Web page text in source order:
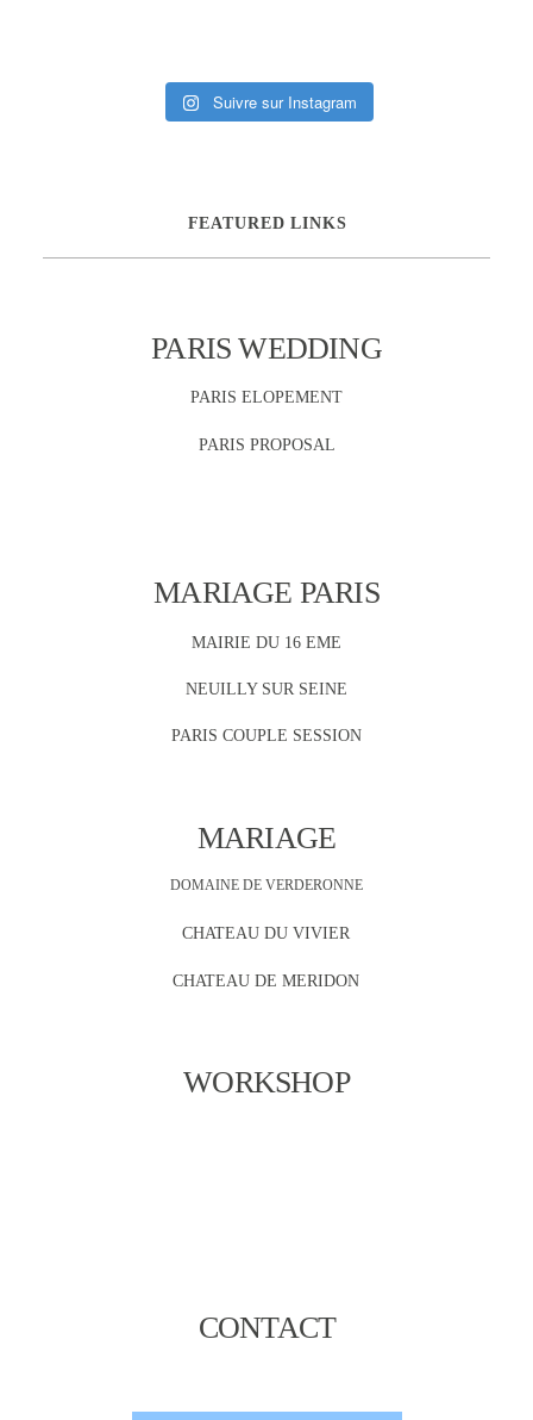
Suivre sur Instagram
FEATURED LINKS
CONTACT
WORKSHOP
MARIAGE
PARIS WEDDING
MARIAGE PARIS
PARIS ELOPEMENT
MAIRIE DU 16 EME
DOMAINE DE VERDERONNE
NEUILLY SUR SEINE
CHATEAU DU VIVIER
PARIS PROPOSAL
PARIS COUPLE SESSION
CHATEAU DE MERIDON